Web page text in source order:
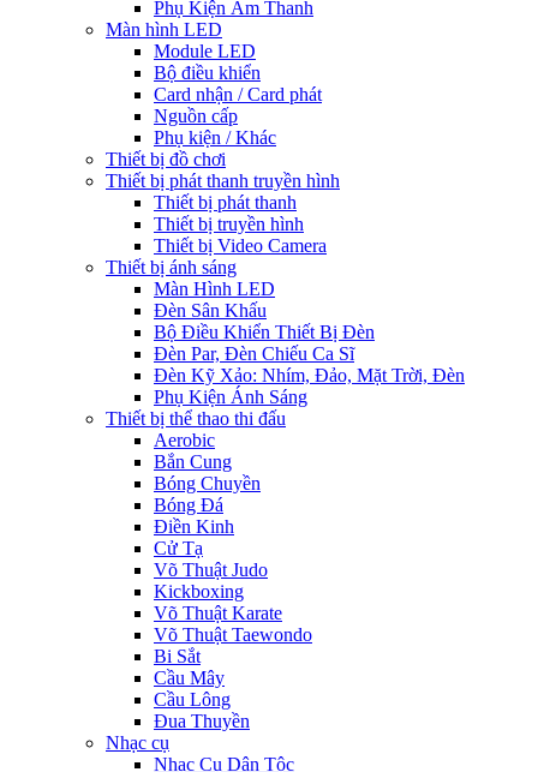
Phụ Kiện Âm Thanh
Màn hình LED
Module LED
Bộ điều khiển
Card nhận / Card phát
Nguồn cấp
Phụ kiện / Khác
Thiết bị đồ chơi
Thiết bị phát thanh truyền hình
Thiết bị phát thanh
Thiết bị truyền hình
Thiết bị Video Camera
Thiết bị ánh sáng
Màn Hình LED
Đèn Sân Khấu
Bộ Điều Khiển Thiết Bị Đèn
Đèn Par, Đèn Chiếu Ca Sĩ
Đèn Kỹ Xảo: Nhím, Đảo, Mặt Trời, Đèn
Phụ Kiện Ánh Sáng
Thiết bị thể thao thi đấu
Aerobic
Bắn Cung
Bóng Chuyền
Bóng Đá
Điền Kinh
Cử Tạ
Võ Thuật Judo
Kickboxing
Võ Thuật Karate
Võ Thuật Taewondo
Bi Sắt
Cầu Mây
Cầu Lông
Đua Thuyền
Nhạc cụ
Nhạc Cụ Dân Tộc